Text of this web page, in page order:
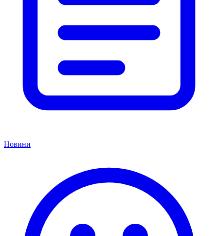
Новини